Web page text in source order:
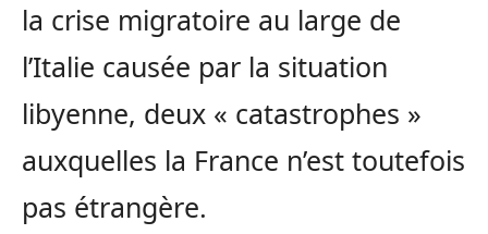
la crise migratoire au large de
l’Italie causée par la situation
libyenne, deux « catastrophes »
auxquelles la France n’est toutefois
pas étrangère.